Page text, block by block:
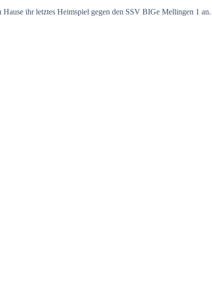
ihr letztes Heimspiel gegen den SSV BIGe Mellingen 1 an.